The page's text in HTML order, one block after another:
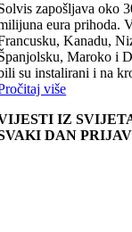
zapošljava oko
eura prihoda.
Kanadu,
Maroko i
su instalirani i na
više
IZ
DAN